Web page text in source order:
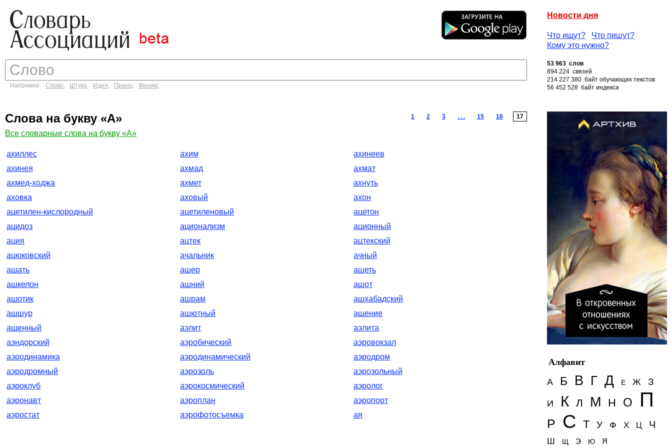
Новости дня
Что ищут?
Что пишут?
Кому это нужно?
Например: Слово, Штука, Идея, Принц, Феникс
53 963 слов
894 224 связей
214 227 380 байт обучающих текстов
56 452 528 байт индекса
Слова на букву «А» 1 2 3 . . . 15 16 17
Все словарные слова на букву «А»
ахиллес ахим
ахинеев
ахинея
ахмад
ахмат
ахмед-ходжа
ахмет
ахнуть
аховка
аховый
ахон
ацетилен-кислородный
ацетиленовый
ацетон
ацидоз
ационализм
ационный
ация
ацтек
ацтекский
ацюковский
ачальник
ачный
ашать
ашер
ашеть
ашкелон
ашний
ашот
ашотик
ашрам
ашхабадский
ашшур
ашютный
ащение
ащенный
аэлит
аэлита
аэндорский
аэробический
аэровокзал
аэродинамика
аэродинамический
аэродром
аэродромный
аэрозоль
аэрозольный
аэроклуб
аэрокосмический
аэролог
аэронавт
аэроплан
аэропорт
аэростат
аэрофотосъемка ая
Алфавит
А
Б В Г Д Е Ж З
И К Л М Н О П
Р С Т У Ф Х Ц Ч
Ш Щ Э Ю Я